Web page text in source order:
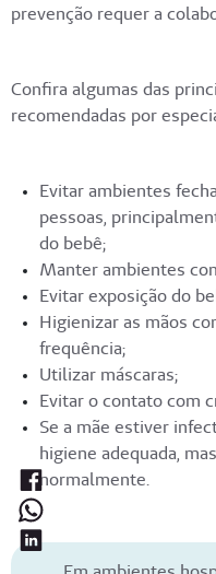
prevenção requer a
Confira algumas das
recomendadas por
Evitar ambientes
pessoas,
do bebê;
Manter ambientes
Evitar exposição do
Higienizar as mãos
frequência;
Utilizar máscaras;
Evitar o contato com
Se a mãe estiver
higiene adequada,
normalmente.